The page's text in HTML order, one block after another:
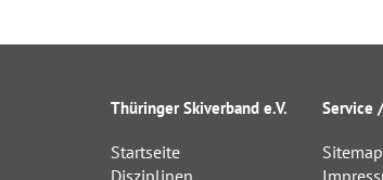
Thüringer Skiverband e.V.
Startseite
Disziplinen
Service
Sitemap